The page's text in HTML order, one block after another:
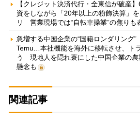
【クレジット決済代行・全東信が破産
資をしながら「20年以上の粉飾決算」
リ 営業現場では“自転車操業”の焦りも
急増する中国企業の“国籍ロンダリング”
Temu…本社機能を海外に移転させ、ト
う 現地人を隠れ蓑にした中国企業の農
懸念も
関連記事